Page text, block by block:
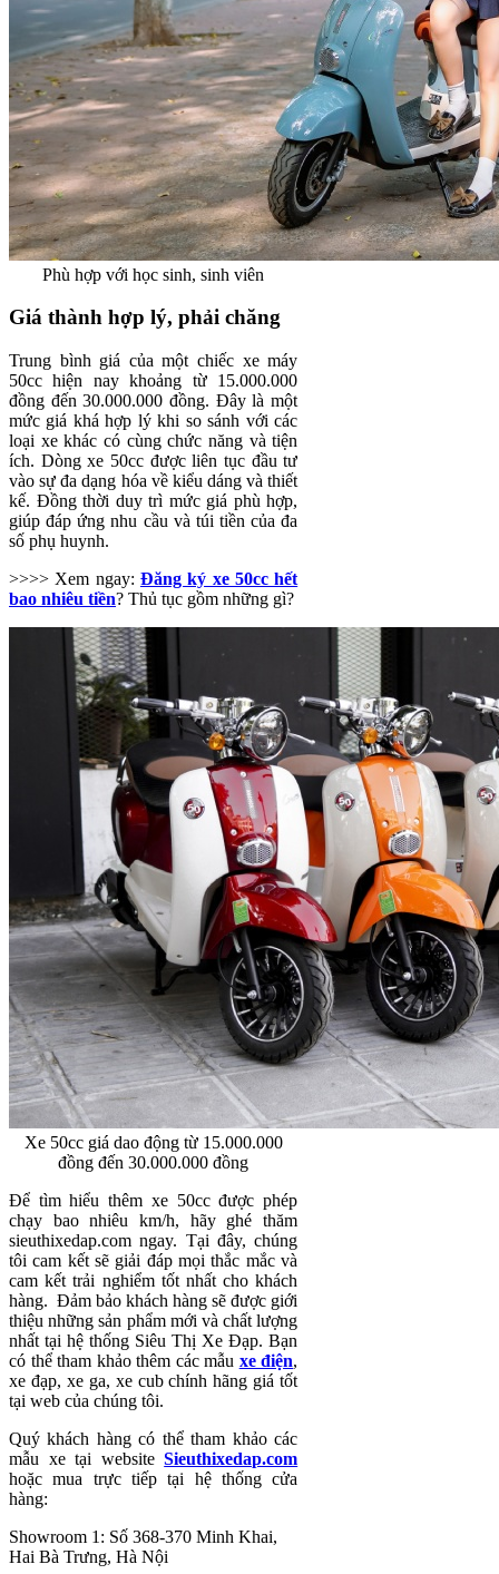
Phù hợp với học sinh, sinh viên
Giá thành hợp lý, phải chăng
Trung bình giá của một chiếc xe máy
50cc hiện nay khoảng từ 15.000.000
đồng đến 30.000.000 đồng. Đây là một
mức giá khá hợp lý khi so sánh với các
loại xe khác có cùng chức năng và tiện
ích. Dòng xe 50cc được liên tục đầu tư
vào sự đa dạng hóa về kiểu dáng và thiết
kế. Đồng thời duy trì mức giá phù hợp,
giúp đáp ứng nhu cầu và túi tiền của đa
số phụ huynh.
>>>> Xem ngay: Đăng ký xe 50cc hết
bao nhiêu tiền? Thủ tục gồm những gì?
Xe 50cc giá dao động từ 15.000.000
đồng đến 30.000.000 đồng
Để tìm hiểu thêm xe 50cc được phép
chạy bao nhiêu km/h, hãy ghé thăm
sieuthixedap.com ngay. Tại đây, chúng
tôi cam kết sẽ giải đáp mọi thắc mắc và
cam kết trải nghiểm tốt nhất cho khách
hàng. Đảm bảo khách hàng sẽ được giới
thiệu những sản phẩm mới và chất lượng
nhất tại hệ thống Siêu Thị Xe Đạp. Bạn
có thể tham khảo thêm các mẫu xe điện,
xe đạp, xe ga, xe cub chính hãng giá tốt
tại web của chúng tôi.
Quý khách hàng có thể tham khảo các
mẫu xe tại websiteSieuthixedap.com
hoặc mua trực tiếp tại hệ thống cửa
hàng:
Showroom 1: Số 368-370 Minh Khai,
Hai Bà Trưng, Hà Nội